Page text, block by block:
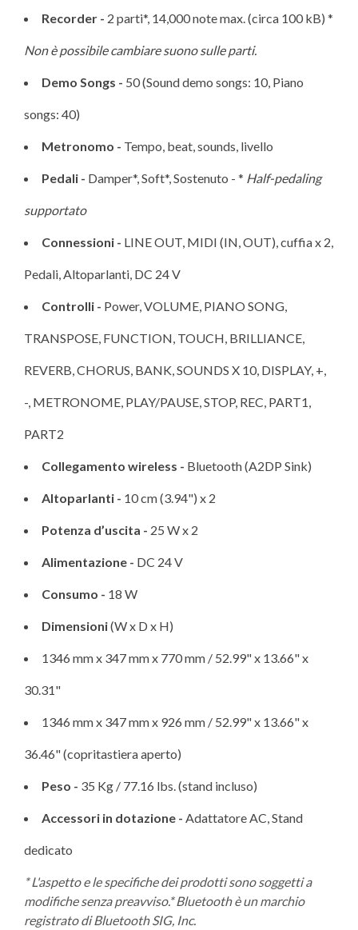
Recorder - 2 parti*, 14,000 note max. (circa 100 kB) *
Non è possibile cambiare suono sulle parti.
Demo Songs - 50 (Sound demo songs: 10, Piano
songs: 40)
Metronomo - Tempo, beat, sounds, livello
Pedali - Damper*, Soft*, Sostenuto - * Half-pedaling
supportato
Connessioni - LINE OUT, MIDI (IN, OUT), cuffia x 2,
Pedali, Altoparlanti, DC 24 V
Controlli - Power, VOLUME, PIANO SONG,
TRANSPOSE, FUNCTION, TOUCH, BRILLIANCE,
REVERB, CHORUS, BANK, SOUNDS X 10, DISPLAY, +,
-, METRONOME, PLAY/PAUSE, STOP, REC, PART1,
PART2
Collegamento wireless - Bluetooth (A2DP Sink)
Altoparlanti - 10 cm (3.94") x 2
Potenza d’uscita - 25 W x 2
Alimentazione - DC 24 V
Consumo - 18 W
Dimensioni(W x D x H)
1346 mm x 347 mm x 770 mm / 52.99" x 13.66" x
30.31"
1346 mm x 347 mm x 926 mm / 52.99" x 13.66" x
36.46" (copritastiera aperto)
Peso - 35 Kg / 77.16 lbs. (stand incluso)
Accessori in dotazione - Adattatore AC, Stand
dedicato
* L'aspetto e le specifiche dei prodotti sono soggetti a
modifiche senza preavviso.* Bluetooth è un marchio
registrato di Bluetooth SIG, Inc.